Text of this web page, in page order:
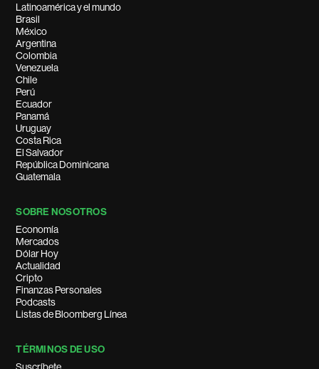
Latinoamérica y el mundo
Brasil
México
Argentina
Colombia
Venezuela
Chile
Perú
Ecuador
Panamá
Uruguay
Costa Rica
El Salvador
República Dominicana
Guatemala
SOBRE NOSOTROS
Economía
Mercados
Dólar Hoy
Actualidad
Cripto
Finanzas Personales
Podcasts
Listas de Bloomberg Línea
TÉRMINOS DE USO